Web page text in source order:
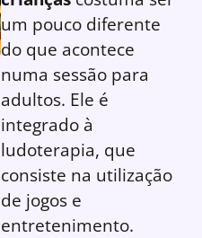
um pouco diferente
do que acontece
numa sessão para
adultos. Ele é
integrado à
ludoterapia, que
consiste na utilização
de jogos e
entretenimento.